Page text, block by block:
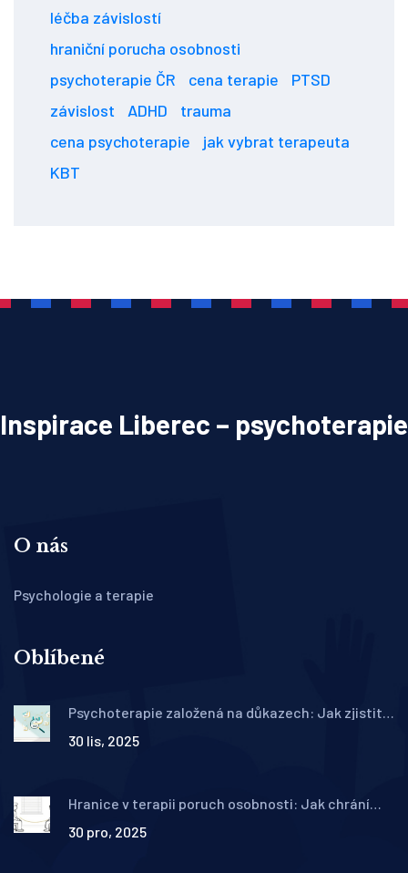
léčba závislostí
hraniční porucha osobnosti
psychoterapie ČR
cena terapie
PTSD
závislost
ADHD
trauma
cena psychoterapie
jak vybrat terapeuta
KBT
Inspirace Liberec – psychoterapie
O nás
Psychologie a terapie
Oblíbené
Psychoterapie založená na důkazech: Jak zjistit,
30 lis, 2025
Hranice v terapii poruch osobnosti: Jak chrání
30 pro, 2025